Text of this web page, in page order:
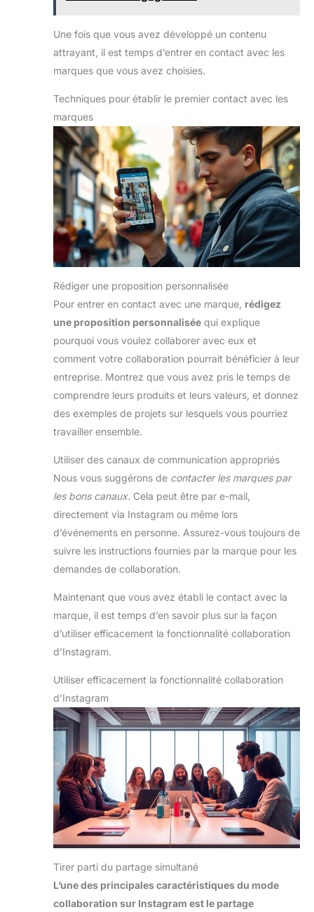
Une fois que vous avez développé un contenu
attrayant, il est temps d’entrer en contact avec les
marques que vous avez choisies.
Techniques pour établir le premier contact avec les
marques
Rédiger une proposition personnalisée
Pour entrer en contact avec une marque, rédigez
une proposition personnalisée qui explique
pourquoi vous voulez collaborer avec eux et
comment votre collaboration pourrait bénéficier à leur
entreprise. Montrez que vous avez pris le temps de
comprendre leurs produits et leurs valeurs, et donnez
des exemples de projets sur lesquels vous pourriez
travailler ensemble.
Utiliser des canaux de communication appropriés
Nous vous suggérons de contacter les marques par
les bons canaux. Cela peut être par e-mail,
directement via Instagram ou même lors
d’événements en personne. Assurez-vous toujours de
suivre les instructions fournies par la marque pour les
demandes de collaboration.
Maintenant que vous avez établi le contact avec la
marque, il est temps d’en savoir plus sur la façon
d’utiliser efficacement la fonctionnalité collaboration
d’Instagram.
Utiliser efficacement la fonctionnalité collaboration
d’Instagram
Tirer parti du partage simultané
L’une des principales caractéristiques du mode
collaboration sur Instagram est le partage